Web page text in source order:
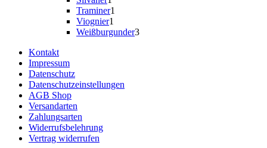
Produkt
Traminer1
Viognier1
Produkt
Weißburgunder33
Kontakt
Impressum
Datenschutz
Datenschutzeinstellungen
AGB Shop
Versandarten
Zahlungsarten
Widerrufsbelehrung
Vertrag widerrufen